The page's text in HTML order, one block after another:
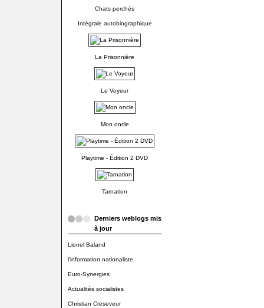
Chats perchés
Intégrale autobiographique
La Prisonnière
Le Voyeur
Mon oncle
Playtime - Édition 2 DVD
Tarnation
Derniers weblogs mis
à jour
Lionel Baland
l'information nationaliste
Euro-Synergies
Actualités socialistes
Christian Creseveur